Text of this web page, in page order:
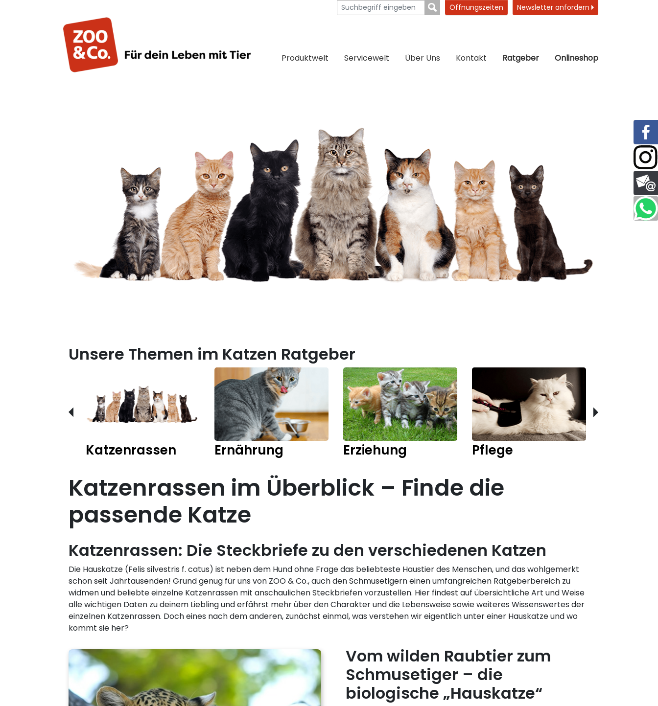
Öffnungszeiten Newsletter anfordern
Produktwelt Servicewelt Über Uns Kontakt Ratgeber Onlineshop
Unsere Themen im Katzen Ratgeber
Katzenrassen Ernährung Erziehung Pflege
Katzenrassen im Überblick – Finde die
passende Katze
Katzenrassen: Die Steckbriefe zu den verschiedenen Katzen
Die Hauskatze (Felis silvestris f. catus) ist neben dem Hund ohne Frage das beliebteste Haustier des Menschen, und das wohlgemerkt
schon seit Jahrtausenden! Grund genug für uns von ZOO & Co., auch den Schmusetigern einen umfangreichen Ratgeberbereich zu
widmen und beliebte einzelne Katzenrassen mit anschaulichen Steckbriefen vorzustellen. Hier findest auf übersichtliche Art und Weise
alle wichtigen Daten zu deinem Liebling und erfährst mehr über den Charakter und die Lebensweise sowie weiteres Wissenswertes der
einzelnen Katzenrassen. Doch eines nach dem anderen, zunächst einmal, was verstehen wir eigentlich unter einer Hauskatze und wo
kommt sie her?
Vom wilden Raubtier zum
Schmusetiger – die
biologische „Hauskatze“